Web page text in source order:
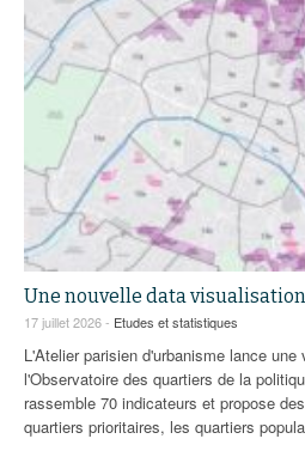
Une nouvelle data
17 juillet 2026 - Etudes et statistiques
L'Atelier parisien d'urbanisme lance
l'Observatoire des quartiers de la
rassemble 70 indicateurs et propose
quartiers prioritaires, les quartiers